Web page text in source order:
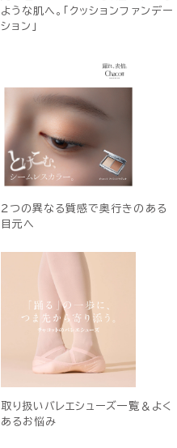
ような肌へ。「クッションファンデー
ション」
２つの異なる質感で奥行きのある
目元へ
取り扱いバレエシューズ一覧＆よく
あるお悩み